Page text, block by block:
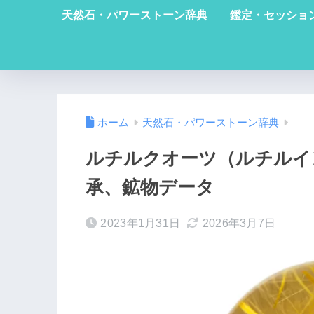
天然石・パワーストーン辞典 鑑定・セッショ
ホーム 天然石・パワーストーン辞典
ルチルクオーツ（ルチル
承、鉱物データ
2023年1月31日 2026年3月7日